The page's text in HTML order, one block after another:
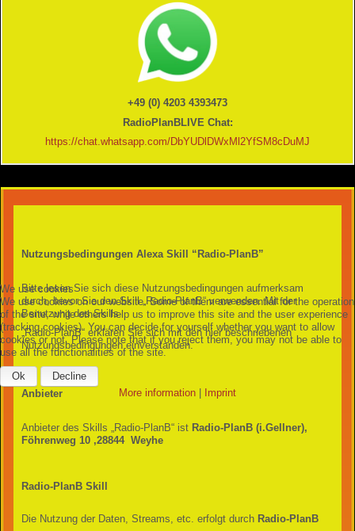
+49 (0) 4203 4393473
RadioPlanBLIVE Chat:
https://chat.whatsapp.com/DbYUDlDWxMl2YfSM8cDuMJ
Nutzungsbedingungen Alexa Skill “Radio-PlanB”
Bitte lesen Sie sich diese Nutzungsbedingungen aufmerksam
durch, bevor Sie den Skill „Radio-PlanB“ verwenden. Mit der
Benutzung des Skills
„Radio-PlanB“ erklären Sie sich mit den hier beschriebenen
Nutzungsbedingungen einverstanden.
Anbieter
Anbieter des Skills „Radio-PlanB“ istRadio-PlanB (i.Gellner),
Föhrenweg 10 ,28844 Weyhe
Radio-PlanB Skill
Die Nutzung der Daten, Streams, etc. erfolgt durch Radio-PlanB
We use cookies
We use cookies on our website. Some of them are essential for the operation
of the site, while others help us to improve this site and the user experience
(tracking cookies). You can decide for yourself whether you want to allow
cookies or not. Please note that if you reject them, you may not be able to
use all the functionalities of the site.
Ok
Decline
More information | Imprint